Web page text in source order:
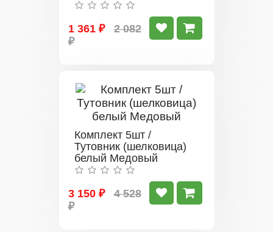
1 361 ₽
2 082
₽
Комплект 5шт /
Тутовник (шелковица)
белый Медовый
3 150 ₽
4 528
₽